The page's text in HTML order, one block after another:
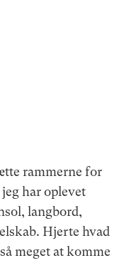
rammerne for
har oplevet
langbord,
Hjerte hvad
meget at komme